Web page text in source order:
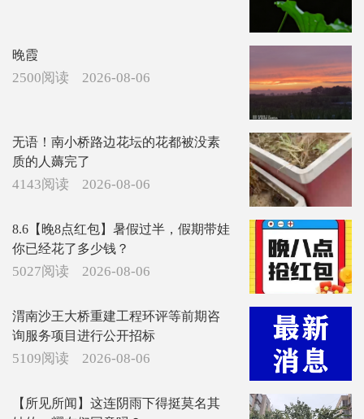
晚霞
2500阅读 2026-08-06
无语！南小桥路边花坛的花都被没素
质的人薅完了
4143阅读 2026-08-06
8.6【晚8点红包】暑假过半，假期带娃
你已经花了多少钱？
5027阅读 2026-08-06
渭南沙王大桥重建工程环评等前期咨
询服务项目进行公开招标
5109阅读 2026-08-06
【所见所闻】这连阴雨下得挺莫名其